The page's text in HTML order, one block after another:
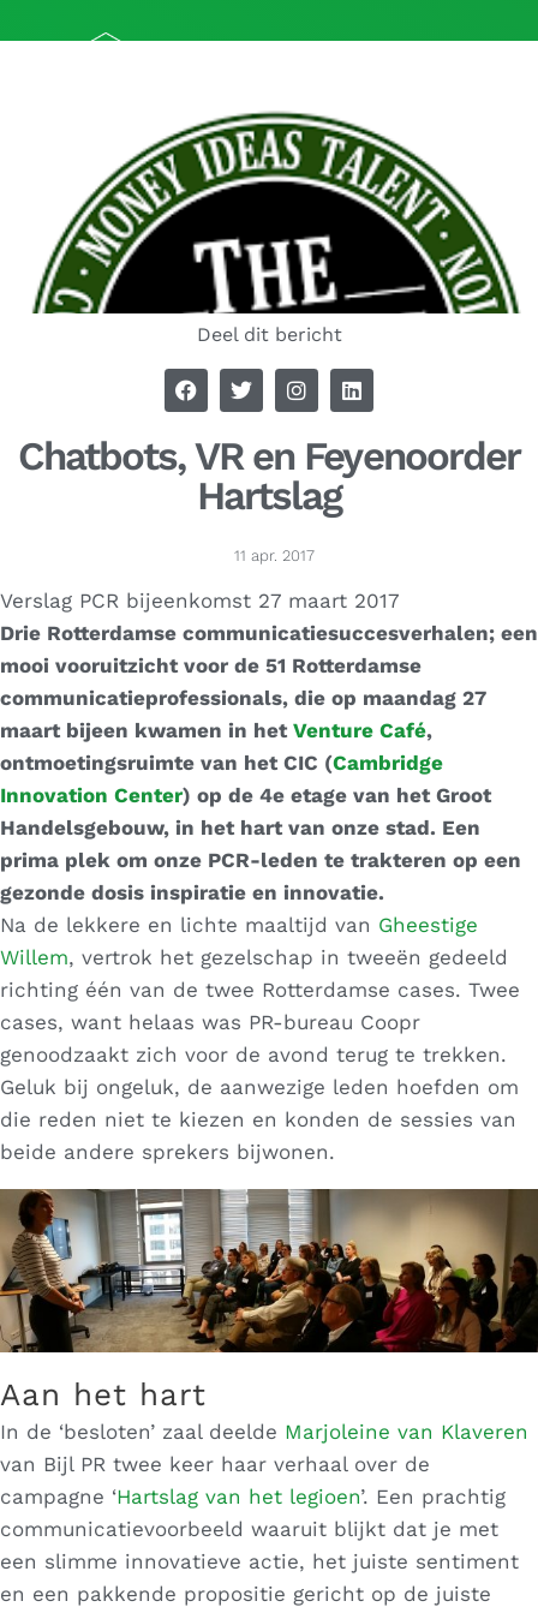
Deel dit bericht
Chatbots, VR en Feyenoorder
Hartslag
11 apr. 2017
Verslag PCR bijeenkomst 27 maart 2017
Drie Rotterdamse communicatiesuccesverhalen; een
mooi vooruitzicht voor de 51 Rotterdamse
communicatieprofessionals, die op maandag 27
maart bijeen kwamen in het Venture Café,
ontmoetingsruimte van het CIC (Cambridge
Innovation Center) op de 4e etage van het Groot
Handelsgebouw, in het hart van onze stad. Een
prima plek om onze PCR-leden te trakteren op een
gezonde dosis inspiratie en innovatie.
Na de lekkere en lichte maaltijd van Gheestige
Willem, vertrok het gezelschap in tweeën gedeeld
richting één van de twee Rotterdamse cases. Twee
cases, want helaas was PR-bureau Coopr
genoodzaakt zich voor de avond terug te trekken.
Geluk bij ongeluk, de aanwezige leden hoefden om
die reden niet te kiezen en konden de sessies van
beide andere sprekers bijwonen.
Aan het hart
In de ‘besloten’ zaal deelde Marjoleine van Klaveren
van Bijl PR twee keer haar verhaal over de
campagne ‘Hartslag van het legioen’. Een prachtig
communicatievoorbeeld waaruit blijkt dat je met
een slimme innovatieve actie, het juiste sentiment
en een pakkende propositie gericht op de juiste